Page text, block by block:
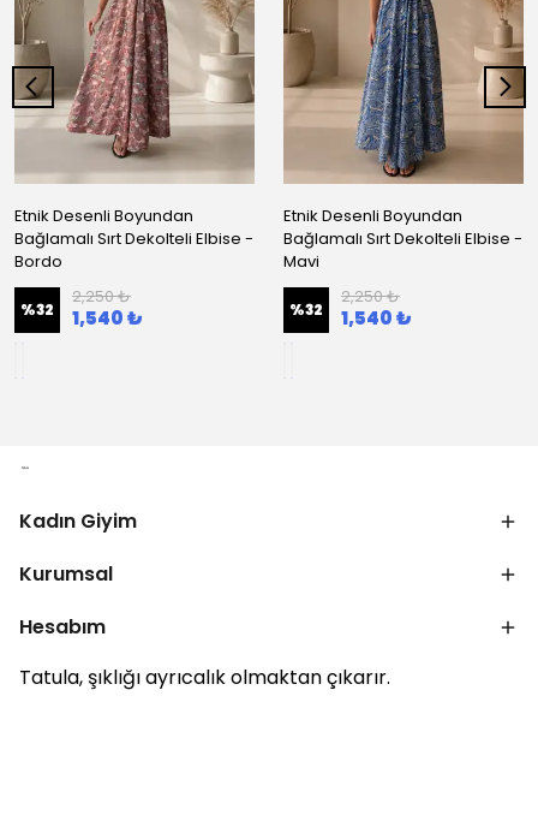
Etnik Desenli Boyundan
Bağlamalı Sırt Dekolteli Elbise -
Bordo
%32
2,250 ₺
1,540 ₺
Etnik Desenli Boyundan
Bağlamalı Sırt Dekolteli Elbise -
Mavi
%32
2,250 ₺
1,540 ₺
Kadın Giyim
Kurumsal
Hesabım
Tatula, şıklığı ayrıcalık olmaktan çıkarır.